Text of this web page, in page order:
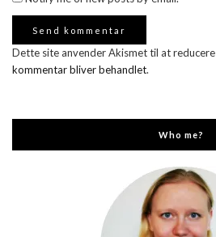
Dette site anvender Akismet til at reducere
kommentar bliver behandlet.
Who me?